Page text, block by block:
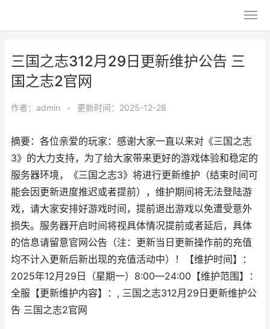
三国之志312月29日更新维护公告 三
国之志2官网
作者： admin • 更新时间：2025-12-28
摘要：各位亲爱的玩家：感谢大家一直以来对《三国之志
3》的大力支持，为了给大家带来更好的游戏体验和稳定的
服务器环境，《三国之志3》将进行更新维护（结束时间可
能会因更新进度推迟或者提前），维护期间将无法登陆游
戏，请大家安排好游戏时间，提前退出游戏以免遭受意外
损失。服务器开启时间将视具体情况提前或者延后，具体
的信息请留意官网公告（注：更新当日更新操作前的充值
均不计入更新后新出现的充值活动中）！【维护时间】：
2025年12月29日（星期一）8:00—24:00【维护范围】：
全服【更新维护内容】：, 三国之志312月29日更新维护公
告 三国之志2官网